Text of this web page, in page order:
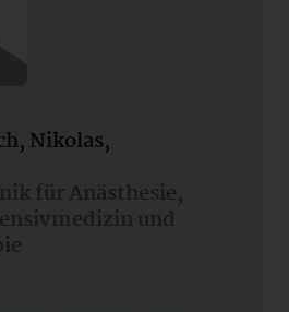
Nikolas,
für Anästhesie,
und